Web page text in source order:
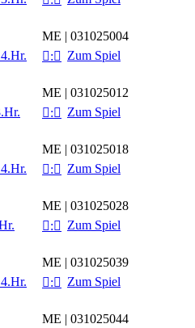
ME | 031025004
: Zum Spiel
ME | 031025012
: Zum Spiel
ME | 031025018
: Zum Spiel
ME | 031025028
: Zum Spiel
ME | 031025039
: Zum Spiel
ME | 031025044